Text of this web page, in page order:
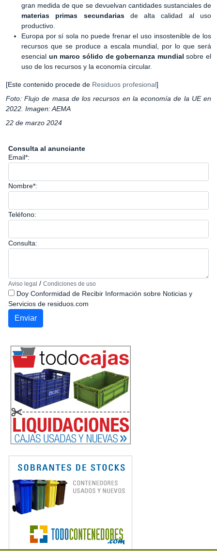
gran medida de que se devuelvan cantidades sustanciales de
materias primas secundariasde alta calidad al uso
productivo.
Europa por sí sola no puede frenar el uso insostenible de los
recursos que se produce a escala mundial, por lo que será
esencial un marco sólido de gobernanza mundial sobre el
uso de los recursos y la economía circular.
[Este contenido procede de Residuos profesional]
Foto: Flujo de masa de los recursos en la economía de la UE en
2022. Imagen: AEMA
22 de marzo 2024
Consulta al anunciante
Email*:
Nombre*:
Teléfono:
Consulta:
Aviso legal / Condiciones de uso
Doy Conformidad de Recibir Información sobre Noticias y
Servicios de residuos.com